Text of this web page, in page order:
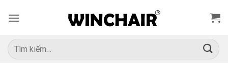
qua
dung
Tìm
kiếm: